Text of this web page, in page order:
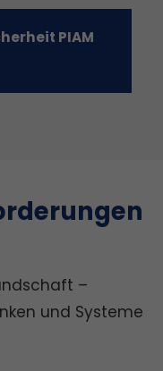
PIAM
–
und Systeme